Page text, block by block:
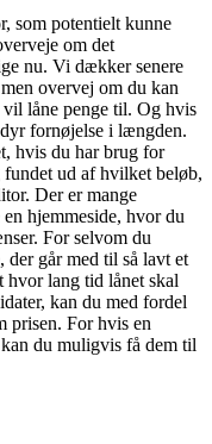
som potentielt kunne
om det
nu. Vi dækker senere
overvej om du kan
vil låne penge til. Og hvis
fornøjelse i længden.
hvis du har brug for
fundet ud af hvilket beløb,
Der er mange
hjemmeside, hvor du
For selvom du
der går med til så lavt et
hvor lang tid lånet skal
kan du med fordel
prisen. For hvis en
du muligvis få dem til